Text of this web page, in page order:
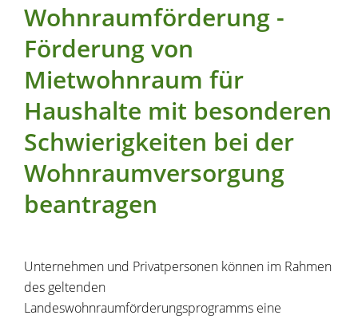
Wohnraumförderung -
Förderung von
Mietwohnraum für
Haushalte mit besonderen
Schwierigkeiten bei der
Wohnraumversorgung
beantragen
Unternehmen und Privatpersonen können im Rahmen
des geltenden
Landeswohnraumförderungsprogramms eine